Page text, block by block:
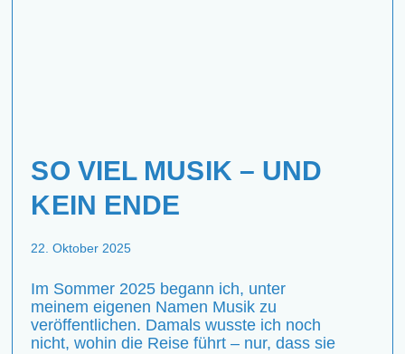
SO VIEL MUSIK – UND
KEIN ENDE
22. Oktober 2025
Im Sommer 2025 begann ich, unter
meinem eigenen Namen Musik zu
veröffentlichen. Damals wusste ich noch
nicht, wohin die Reise führt – nur, dass sie